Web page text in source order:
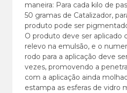
maneira: Para cada kilo de
50 gramas de Catalizador,
produto pode ser
O produto deve ser aplicado
relevo na emulsão, e o
rodo para a aplicação deve
vezes, promovendo a
com a aplicação ainda
estampa as esferas de vidro